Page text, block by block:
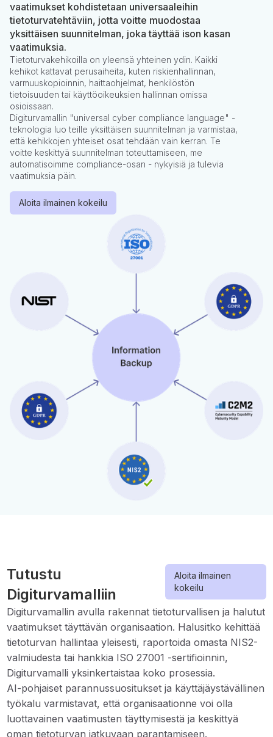
vaatimukset kohdistetaan universaaleihin
tietoturvatehtäviin, jotta voitte muodostaa
yksittäisen suunnitelman, joka täyttää ison kasan
vaatimuksia.
Tietoturvakehikoilla on yleensä yhteinen ydin. Kaikki
kehikot kattavat perusaiheita, kuten riskienhallinnan,
varmuuskopioinnin, haittaohjelmat, henkilöstön
tietoisuuden tai käyttöoikeuksien hallinnan omissa
osioissaan.
Digiturvamallin "universal cyber compliance language" -
teknologia luo teille yksittäisen suunnitelman ja varmistaa,
että kehikkojen yhteiset osat tehdään vain kerran. Te
voitte keskittyä suunnitelman toteuttamiseen, me
automatisoimme compliance-osan - nykyisiä ja tulevia
vaatimuksia päin.
Aloita ilmainen kokeilu
Tutustu
Digiturvamalliin
Aloita ilmainen
kokeilu
Digiturvamallin avulla rakennat tietoturvallisen ja halutut
vaatimukset täyttävän organisaation. Halusitko kehittää
tietoturvan hallintaa yleisesti, raportoida omasta NIS2-
valmiudesta tai hankkia ISO 27001 -sertifioinnin,
Digiturvamalli yksinkertaistaa koko prosessia.
AI-pohjaiset parannussuositukset ja käyttäjäystävällinen
työkalu varmistavat, että organisaationne voi olla
luottavainen vaatimusten täyttymisestä ja keskittyä
oman tietoturvan jatkuvaan parantamiseen.